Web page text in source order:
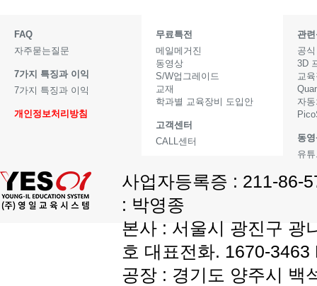
FAQ
자주묻는질문
7가지 특징과 이익
7가지 특징과 이익
개인정보처리방침
무료특전
메일메거진
동영상
S/W업그레이드
교재
학과별 교육장비 도입안
고객센터
CALL센터
관
공
3D
교
자
동
유
사업자등록증 : 211-86-
: 박영종
본사 : 서울시 광진구 광
호 대표전화. 1670-
공장 : 경기도 양주시 백